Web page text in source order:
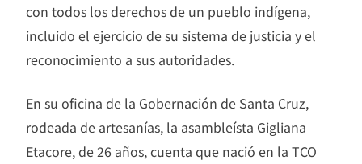
con todos los derechos de un pueblo indígena,
incluido el ejercicio de su sistema de justicia y el
reconocimiento a sus autoridades.
En su oficina de la Gobernación de Santa Cruz,
rodeada de artesanías, la asambleísta Gigliana
Etacore, de 26 años, cuenta que nació en la TCO